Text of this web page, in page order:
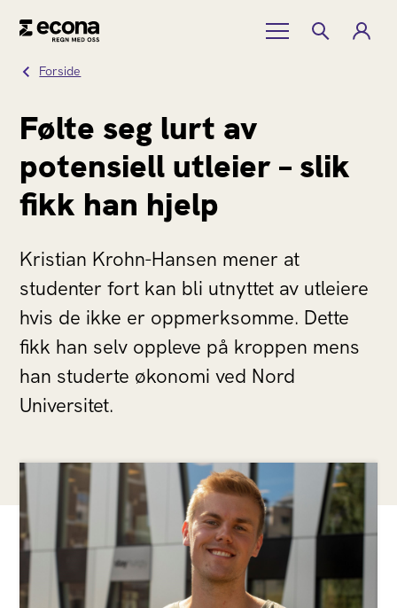
Forside
Følte seg lurt av
potensiell utleier – slik
fikk han hjelp
Kristian Krohn-Hansen mener at
studenter fort kan bli utnyttet av utleiere
hvis de ikke er oppmerksomme. Dette
fikk han selv oppleve på kroppen mens
han studerte økonomi ved Nord
Universitet.